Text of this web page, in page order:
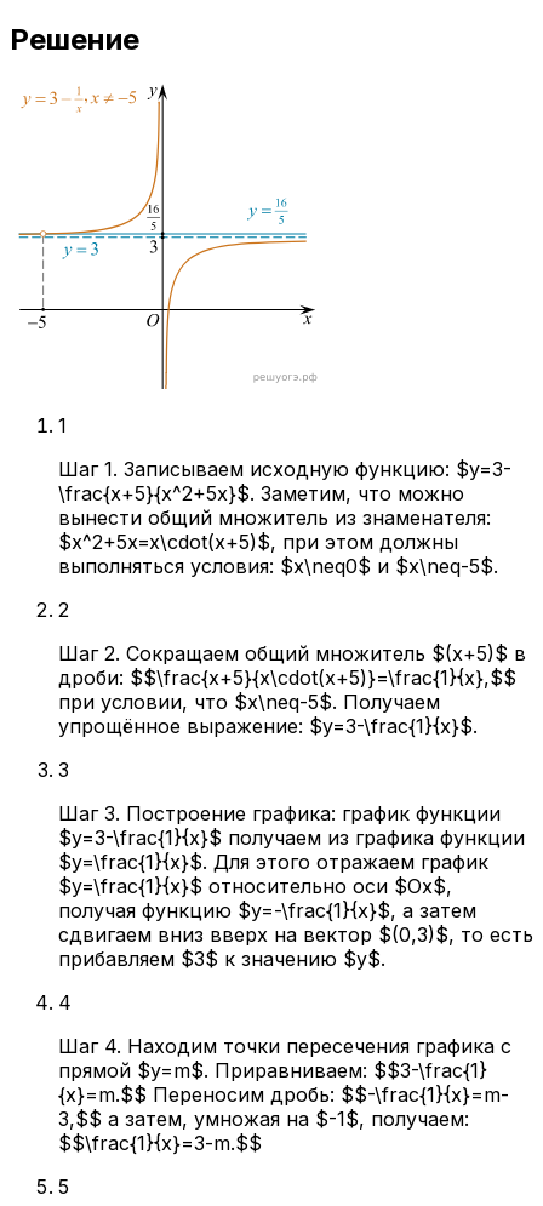
Решение
1
Шаг 1. Записываем исходную функцию: $y=3-
\frac{x+5}{x^2+5x}$. Заметим, что можно
вынести общий множитель из знаменателя:
$x^2+5x=x\cdot(x+5)$, при этом должны
выполняться условия: $x\neq0$ и $x\neq-5$.
2
Шаг 2. Сокращаем общий множитель $(x+5)$ в
дроби: $$\frac{x+5}{x\cdot(x+5)}=\frac{1}{x},$$
при условии, что $x\neq-5$. Получаем
упрощённое выражение: $y=3-\frac{1}{x}$.
3
Шаг 3. Построение графика: график функции
$y=3-\frac{1}{x}$ получаем из графика функции
$y=\frac{1}{x}$. Для этого отражаем график
$y=\frac{1}{x}$ относительно оси $Ox$,
получая функцию $y=-\frac{1}{x}$, а затем
сдвигаем вниз вверх на вектор $(0,3)$, то есть
прибавляем $3$ к значению $y$.
4
Шаг 4. Находим точки пересечения графика с
прямой $y=m$. Приравниваем: $$3-\frac{1}
{x}=m.$$ Переносим дробь: $$-\frac{1}{x}=m-
3,$$ а затем, умножая на $-1$, получаем:
$$\frac{1}{x}=3-m.$$
5